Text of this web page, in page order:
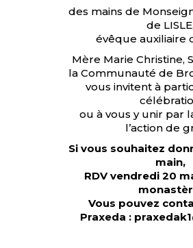
des mains de
de LISLE,
évêque auxiliaire
Mère Marie Christine,
la Communauté de
vous invitent à
ou à vous y unir par
l’action de
Si vous souhaitez
main,
RDV vendredi 20
Vous pouvez
Praxeda :